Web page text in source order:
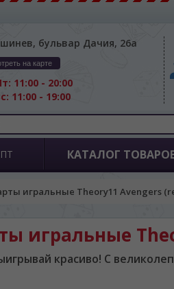
бульвар Дачия, 26а
на карте
11:00 - 20:00
11:00 - 19:00
КАТАЛОГ
игральные Theory11 Avengers
игральные
красиво! С
SITE-ULUI
наш сайт?
vedeți site-ul nostru?